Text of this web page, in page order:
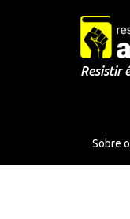
Pular para o conteúdo
Resistir
Sobre